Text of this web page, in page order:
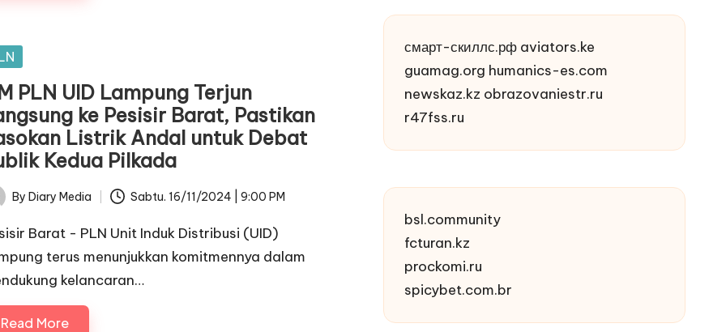
PLN UID Lampung Terjun
ke Pesisir Barat, Pastikan
Listrik Andal untuk Debat
Kedua Pilkada
By Diary Media Sabtu. 16/11/2024 | 9:00 PM
Barat - PLN Unit Induk Distribusi (UID)
terus menunjukkan komitmennya dalam
kelancaran…
Read More
смарт-скиллс.рф aviators.ke
guamag.org humanics-es.com
newskaz.kz obrazovaniestr.ru
r47fss.ru
bsl.community
fcturan.kz
prockomi.ru
spicybet.com.br